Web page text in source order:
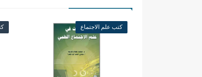
كتب علم الاجتماع